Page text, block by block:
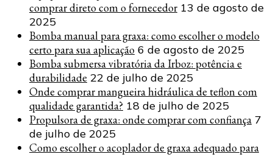
comprar direto com o fornecedor 13 de agosto de
2025
Bomba manual para graxa: como escolher o modelo
certo para sua aplicação 6 de agosto de 2025
Bomba submersa vibratória da Irboz: potência e
durabilidade 22 de julho de 2025
Onde comprar mangueira hidráulica de teflon com
qualidade garantida? 18 de julho de 2025
Propulsora de graxa: onde comprar com confiança 7
de julho de 2025
Como escolher o acoplador de graxa adequado para